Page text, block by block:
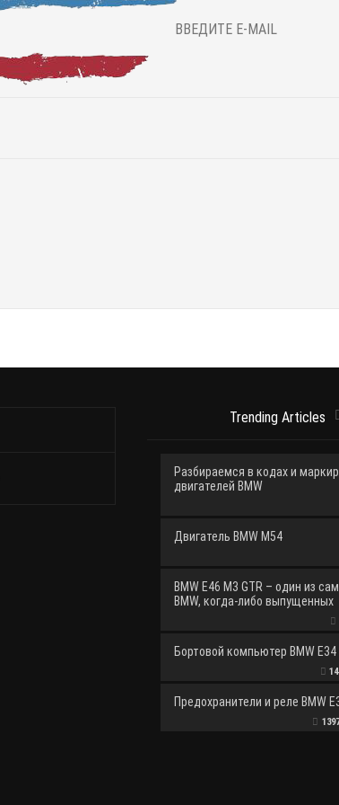
Trending Articles
Разбираемся в кодах и
двигателей BMW
Двигатель BMW M54
BMW E46 M3 GTR – один из
BMW, когда-либо выпущенных
Бортовой компьютер BMW E34
Предохранители и реле BMW